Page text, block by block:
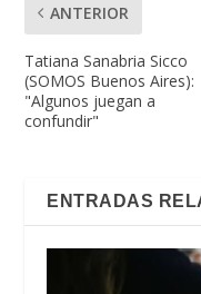
ANTERIOR
Tatiana Sanabria Sicco
(SOMOS Buenos Aires):
"Algunos juegan a
confundir"
ENTRADAS